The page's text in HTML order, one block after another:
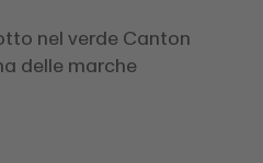
nel verde Canton
delle marche